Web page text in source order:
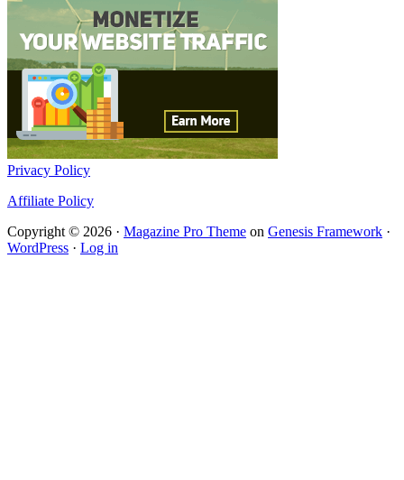
Privacy Policy
Affiliate Policy
Copyright © 2026 · Magazine Pro Theme on Genesis Framework ·
WordPress · Log in